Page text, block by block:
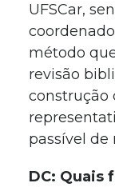
UFSCar,
método
revisão
construção
passível de
DC: Quais